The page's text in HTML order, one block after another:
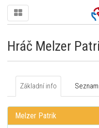
Hráč Melzer
Základní info
Melzer Patrik